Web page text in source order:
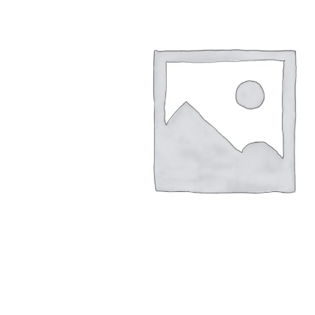
Arbres fruitiers
Plantes méditerranéennes et exotiques
Plantes
Plantes
Plantes
Plantes
Plantes